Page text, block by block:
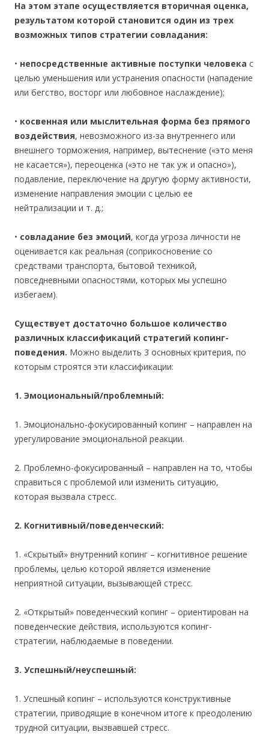
На этом этапе осуществляется вторичная оценка,
результатом которой становится один из трех
возможных типов стратегии совладания:
• непосредственные активные поступки человека с
целью уменьшения или устранения опасности (нападение
или бегство, восторг или любовное наслаждение);
• косвенная или мыслительная форма без прямого
воздействия, невозможного из-за внутреннего или
внешнего торможения, например, вытеснение («это меня
не касается»), переоценка («это не так уж и опасно»),
подавление, переключение на другую форму активности,
изменение направления эмоции с целью ее
нейтрализации и т. д.;
• совладание без эмоций, когда угроза личности не
оценивается как реальная (соприкосновение со
средствами транспорта, бытовой техникой,
повседневными опасностями, которых мы успешно
избегаем).
Существует достаточно большое количество
различных классификаций стратегий копинг-
поведения. Можно выделить 3 основных критерия, по
которым строятся эти классификации:
1. Эмоциональный/проблемный:
1. Эмоционально-фокусированный копинг – направлен на
урегулирование эмоциональной реакции.
2. Проблемно-фокусированный – направлен на то, чтобы
справиться с проблемой или изменить ситуацию,
которая вызвала стресс.
2. Когнитивный/поведенческий:
1. «Скрытый» внутренний копинг – когнитивное решение
проблемы, целью которой является изменение
неприятной ситуации, вызывающей стресс.
2. «Открытый» поведенческий копинг – ориентирован на
поведенческие действия, используются копинг-
стратегии, наблюдаемые в поведении.
3. Успешный/неуспешный:
1. Успешный копинг – используются конструктивные
стратегии, приводящие в конечном итоге к преодолению
трудной ситуации, вызвавшей стресс.